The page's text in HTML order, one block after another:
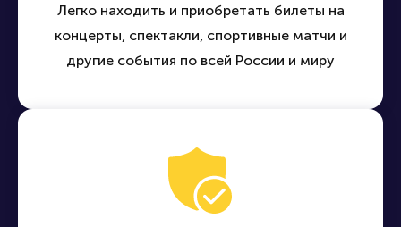
Легко находить и приобретать билеты на
концерты, спектакли, спортивные матчи и
другие события по всей России и миру